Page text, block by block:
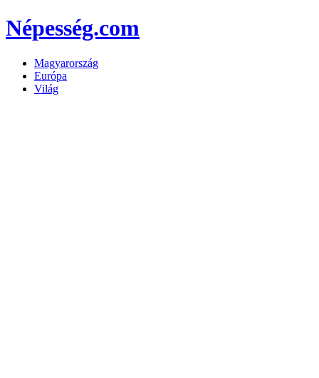
Népesség.com
Magyarország
Európa
Világ